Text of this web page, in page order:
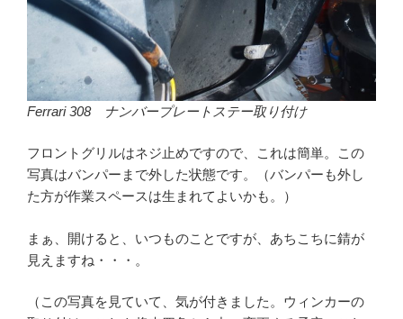
Ferrari 308 ナンバープレートステー取り付け
フロントグリルはネジ止めですので、これは簡単。この
写真はバンパーまで外した状態です。（バンパーも外し
た方が作業スペースは生まれてよいかも。）
まぁ、開けると、いつものことですが、あちこちに錆が
見えますね・・・。
（この写真を見ていて、気が付きました。ウィンカーの